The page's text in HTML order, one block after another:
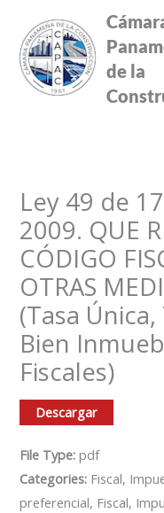
contenido
de la
Ley 49 de
2009. QUE
CÓDIGO
OTRAS
(Tasa
Bien
Fiscales)
Descargar
File Type:pdf
Categories: Fiscal,
preferencial, Fiscal,